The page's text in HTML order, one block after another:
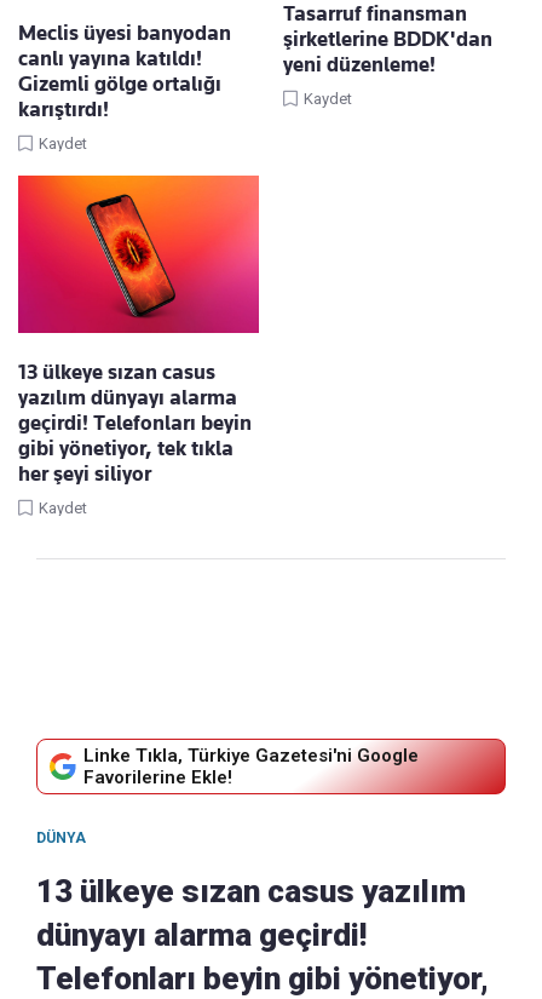
Meclis üyesi banyodan
canlı yayına katıldı!
Gizemli gölge ortalığı
karıştırdı!
Kaydet
Tasarruf finansman
şirketlerine BDDK'dan
yeni düzenleme!
Kaydet
13 ülkeye sızan casus
yazılım dünyayı alarma
geçirdi! Telefonları beyin
gibi yönetiyor, tek tıkla
her şeyi siliyor
Kaydet
Linke Tıkla, Türkiye Gazetesi'ni Google
Favorilerine Ekle!
DÜNYA
13 ülkeye sızan casus yazılım
dünyayı alarma geçirdi!
Telefonları beyin gibi yönetiyor,